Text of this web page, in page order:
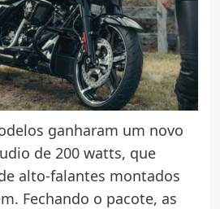
ganharam um novo
de 200 watts, que
alto-falantes montados
Fechando o pacote, as